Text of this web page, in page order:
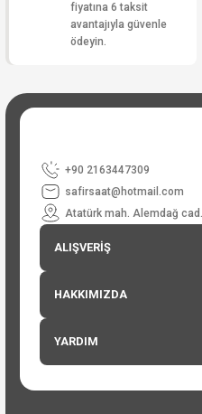
fiyatına 6 taksit
avantajıyla güvenle
ödeyin.
+90 2163447309
safirsaat@hotmail.com
Atatürk mah. Alemdağ
ALIŞVERİŞ
HAKKIMIZDA
YARDIM